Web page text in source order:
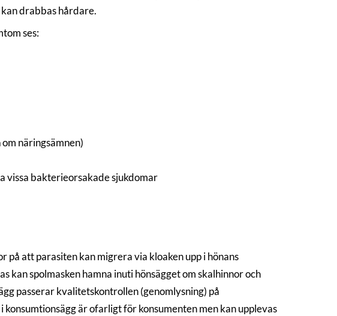
drabbas hårdare.
ses:
näringsämnen)
vissa bakterieorsakade sjukdomar
att parasiten kan migrera via kloaken upp i hönans
kan spolmasken hamna inuti hönsägget om skalhinnor och
passerar kvalitetskontrollen (genomlysning) på
är ofarligt för konsumenten men kan upplevas